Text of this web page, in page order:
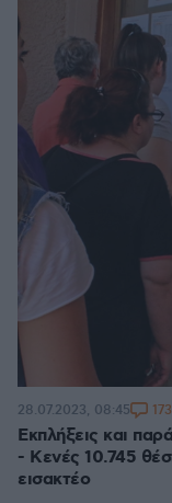
Εκπλήξεις και
- Κενές 10.745
εισακτέο
28.07.2023, 08:45 173